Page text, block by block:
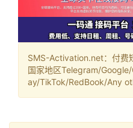
SMS-Activation.net：付费
国家地区Telegram/
ay/TikTok/RedBook/Any